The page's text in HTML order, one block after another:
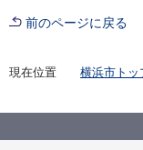
前のページに戻る
現在位置 横浜市トッ
障害者差
（障害者差